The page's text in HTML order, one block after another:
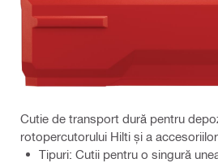
Cutie de transport dură pentru
rotopercutorului Hilti și a
Tipuri: Cutii pentru o singură